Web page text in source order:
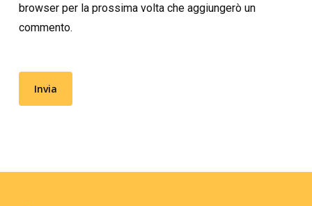
browser per la prossima volta che aggiungerò un
commento.